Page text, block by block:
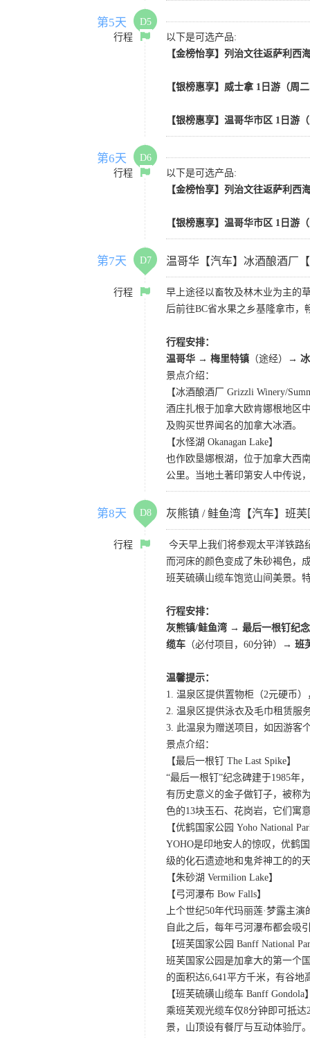
第5天
D5
行程
以下是可选产品:
【金榜怡享】列治文往返萨利西
【银榜惠享】威士拿 1日游（周
【银榜惠享】温哥华市区 1日游
第6天
D6
行程
以下是可选产品:
【金榜怡享】列治文往返萨利西
【银榜惠享】温哥华市区 1日游
第7天 D7 温哥华【汽车】冰酒酿酒厂
行程
早上途径以畜牧及林木业为主的
后前往BC省水果之乡基隆拿市，
行程安排：
温哥华 → 梅里特镇 （途经）
→ 冰
景点介绍：
【冰酒酿酒厂 Grizzli Winery/
酒庄扎根于加拿大欧肯娜根地区
及购买世界闻名的加拿大冰酒。
【水怪湖 Okanagan Lake】
也作欧垦娜根湖，位于加拿大西
公里。当地土著印第安人中传说
第8天 D8 灰熊镇 / 鲑鱼湾【汽车】班
行程
今天早上我们将参观太平洋铁路
而河床的颜色变成了朱砂褐色，
班芙硫磺山缆车饱览山间美景。
行程安排：
灰熊镇/鲑鱼湾 → 最后一根钉纪
缆车 （必付项目，60分钟）→ 班
温馨提示：
1. 温泉区提供置物柜（2元硬币
2. 温泉区提供泳衣及毛巾租赁服
3. 此温泉为赠送项目，如因游客
景点介绍：
【最后一根钉 The Last Spike】
“最后一根钉”纪念碑建于1985年
有历史意义的金子做钉子，被称
色的13块玉石、花岗岩，它们寓
【优鹤国家公园 Yoho National
YOHO是印地安人的惊叹，优鹤
级的化石遗迹地和鬼斧神工的的
【朱砂湖 Vermilion Lake】
【弓河瀑布 Bow Falls】
上个世纪50年代玛丽莲·梦露主
自此之后，每年弓河瀑布都会吸
【班芙国家公园 Banff National
班芙国家公园是加拿大的第一个
的面积达6,641平方千米，有谷
【班芙硫磺山缆车 Banff Gondola
乘班芙观光缆车仅8分钟即可抵
景，山顶设有餐厅与互动体验厅